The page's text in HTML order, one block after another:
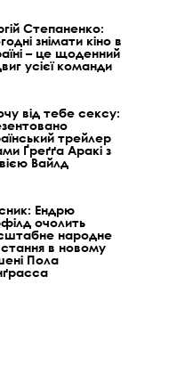
Степаненко:
знімати кіно в
– це щоденний
усієї команди
від тебе сексу:
трейлер
Ґреґґа Аракі з
Вайлд
Ендрю
очолить
народне
в новому
Пола